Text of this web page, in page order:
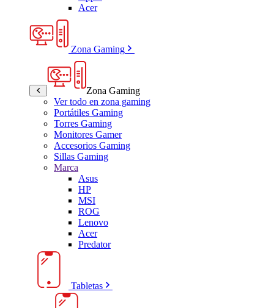
Acer
Zona Gaming
Zona Gaming
Ver todo en zona gaming
Portátiles Gaming
Torres Gaming
Monitores Gamer
Accesorios Gaming
Sillas Gaming
Marca
Asus
HP
MSI
ROG
Lenovo
Acer
Predator
Tabletas